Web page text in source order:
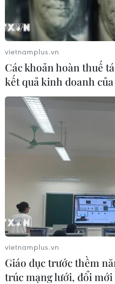
Tiền Giang: Phong
Đông để phòng,
13/06/2021 11:35
Đến nay, thị xã Cai Lậy đã
để đối phó với dịch COVID-
Quý; một phần xã Tân Hội;
vietnamplus.vn
Các khoản hoàn thuế
kết quả kinh doanh
vietnamplus.vn
Giáo dục trước thềm
trúc mạng lưới, đổi